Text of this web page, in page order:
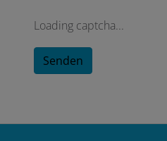
Loading captcha...
Senden